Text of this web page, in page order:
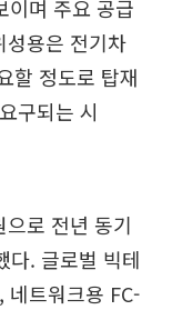
이며 주요 공급
성용은 전기차
할 정도로 탑재
구되는 시
로 전년 동기
. 글로벌 빅테
네트워크용 FC-